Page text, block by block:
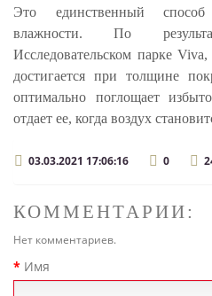
Это единственный способ
влажности. По
Исследовательском парке
достигается при толщине
оптимально поглощает
отдает ее, когда воздух
03.03.2021 17:06:16 0
КОММЕНТАРИИ:
Нет комментариев.
Имя